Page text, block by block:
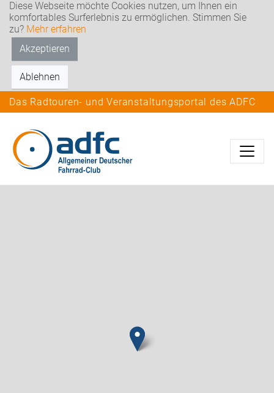
Diese Webseite möchte Cookies nutzen, um Ihnen ein
komfortables Surferlebnis zu ermöglichen. Stimmen Sie
zu? Mehr erfahren
Akzeptieren
Ablehnen
Das Radtouren- und Veranstaltungsportal des ADFC